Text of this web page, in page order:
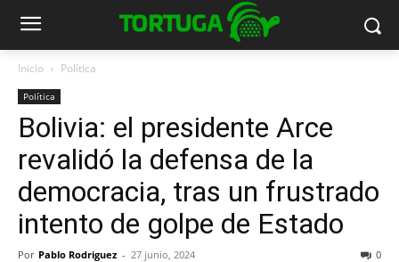
Inicio Política
Política
Bolivia: el presidente Arce
revalidó la defensa de la
democracia, tras un frustrado
intento de golpe de Estado
Por Pablo Rodriguez - 27 junio, 2024 0